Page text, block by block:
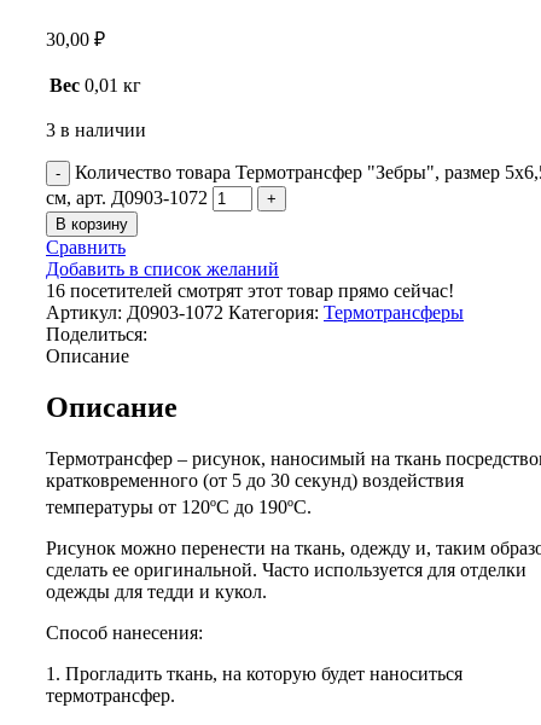
30,00 ₽
Вес 0,01 кг
3 в наличии
Количество товара Термотрансфер "Зебры", размер
см, арт. Д0903-1072
В корзину
Сравнить
Добавить в список желаний
16 посетителей смотрят этот товар прямо сейчас!
Артикул: Д0903-1072 Категория: Термотрансферы
Поделиться:
Описание
Описание
Термотрансфер – рисунок, наносимый на ткань
кратковременного (от 5 до 30 секунд) воздействия
температуры от 120ºС до 190ºС.
Рисунок можно перенести на ткань, одежду и, таким
сделать ее оригинальной. Часто используется для отделки
одежды для тедди и кукол.
Способ нанесения:
1. Прогладить ткань, на которую будет наноситься
термотрансфер.